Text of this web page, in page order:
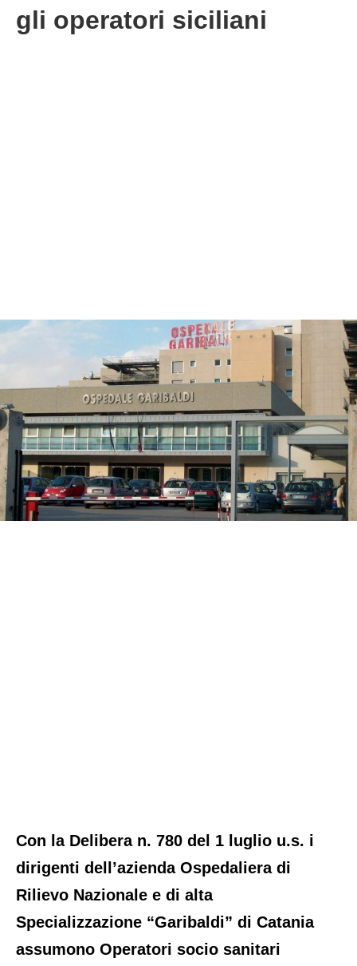
gli operatori siciliani
Con la Delibera n. 780 del 1 luglio u.s. i
dirigenti dell’azienda Ospedaliera di
Rilievo Nazionale e di alta
Specializzazione “Garibaldi” di Catania
assumono Operatori socio sanitari